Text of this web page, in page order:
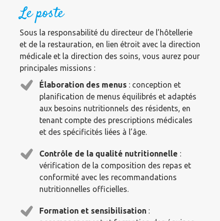
Le poste
Sous la responsabilité du directeur de l’hôtellerie
et de la restauration, en lien étroit avec la direction
médicale et la direction des soins, vous aurez pour
principales missions :
Élaboration des menus : conception et
planification de menus équilibrés et adaptés
aux besoins nutritionnels des résidents, en
tenant compte des prescriptions médicales
et des spécificités liées à l’âge.
Contrôle de la qualité nutritionnelle :
vérification de la composition des repas et
conformité avec les recommandations
nutritionnelles officielles.
Formation et sensibilisation :